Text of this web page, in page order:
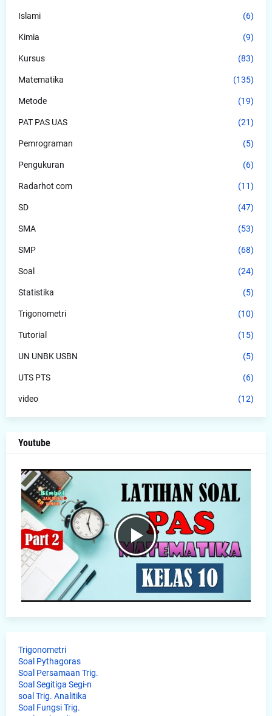
Islami (6)
Kimia (9)
Kursus (83)
Matematika (135)
Metode (19)
PAT PAS UAS (21)
Pemrograman (5)
Pengukuran (6)
Radarhot com (11)
SD (47)
SMA (53)
SMP (68)
Soal (24)
Statistika (5)
Trigonometri (10)
Tutorial (15)
UN UNBK USBN (5)
UTS PTS (6)
video (12)
Youtube
Trigonometri
Soal Pythagoras
Soal Persamaan Trig.
Soal Segitiga Segi-n
soal Trig. Analitika
Soal Fungsi Trig.